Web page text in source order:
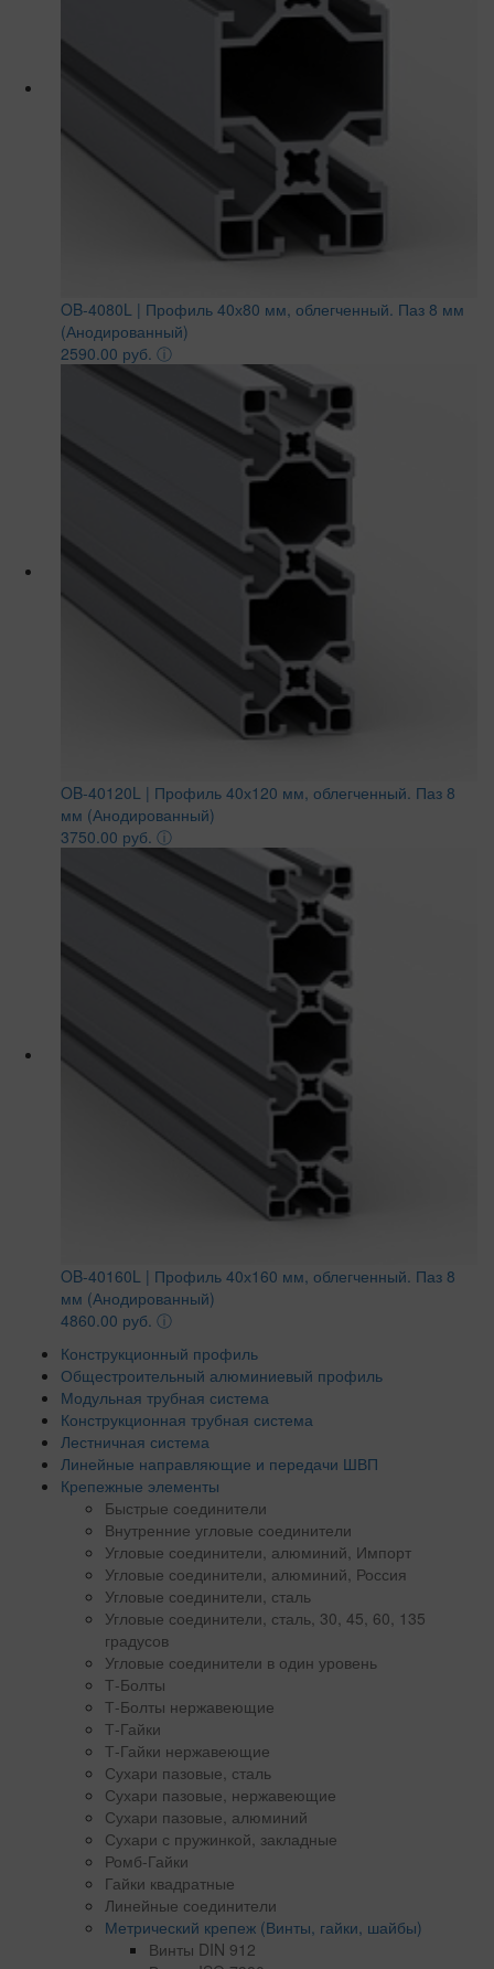
OB-4080L | Профиль 40х80 мм, облегченный. Паз 8 мм
(Анодированный)
2590.00 руб. ⓘ
OB-40120L | Профиль 40х120 мм, облегченный. Паз 8
мм (Анодированный)
3750.00 руб. ⓘ
OB-40160L | Профиль 40х160 мм, облегченный. Паз 8
мм (Анодированный)
4860.00 руб. ⓘ
Конструкционный профиль
Общестроительный алюминиевый профиль
Модульная трубная система
Конструкционная трубная система
Лестничная система
Линейные направляющие и передачи ШВП
Крепежные элементы
Быстрые соединители
Внутренние угловые соединители
Угловые соединители, алюминий, Импорт
Угловые соединители, алюминий, Россия
Угловые соединители, сталь
Угловые соединители, сталь, 30, 45, 60, 135
градусов
Угловые соединители в один уровень
Т-Болты
Т-Болты нержавеющие
Т-Гайки
Т-Гайки нержавеющие
Сухари пазовые, сталь
Сухари пазовые, нержавеющие
Сухари пазовые, алюминий
Сухари с пружинкой, закладные
Ромб-Гайки
Гайки квадратные
Линейные соединители
Метрический крепеж (Винты, гайки, шайбы)
Винты DIN 912